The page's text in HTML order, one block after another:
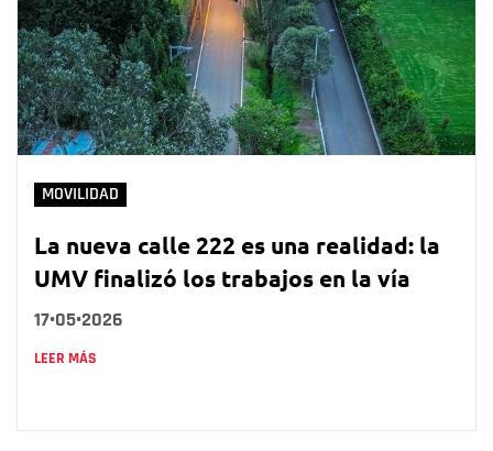
MOVILIDAD
La nueva calle 222 es una realidad: la
UMV finalizó los trabajos en la vía
17•05•2026
LEER MÁS